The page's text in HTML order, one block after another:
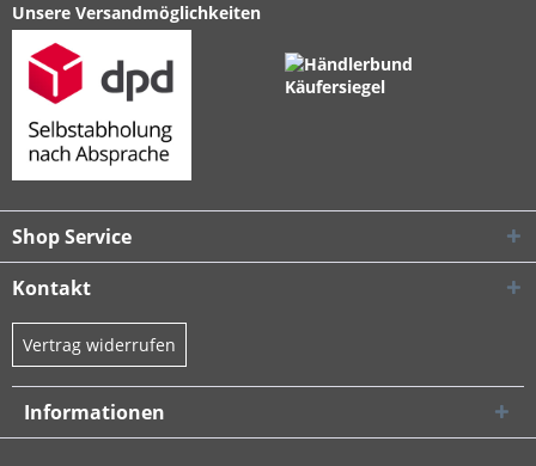
Unsere Versandmöglichkeiten
Shop Service
Kontakt
Vertrag widerrufen
Informationen